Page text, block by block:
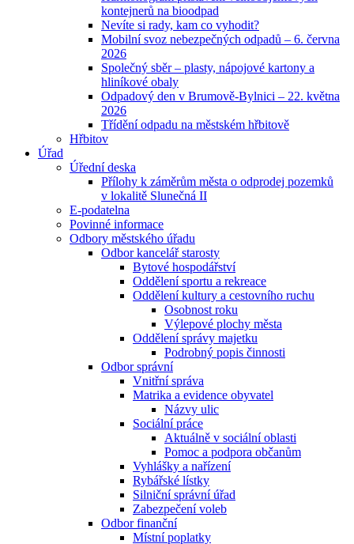
kontejnerů na bioodpad
Nevíte si rady, kam co vyhodit?
Mobilní svoz nebezpečných odpadů – 6. června
2026
Společný sběr – plasty, nápojové kartony a
hliníkové obaly
Odpadový den v Brumově-Bylnici – 22. května
2026
Třídění odpadu na městském hřbitově
Hřbitov
Úřad
Úřední deska
Přílohy k záměrům města o odprodej pozemků
v lokalitě Slunečná II
E-podatelna
Povinné informace
Odbory městského úřadu
Odbor kancelář starosty
Bytové hospodářství
Oddělení sportu a rekreace
Oddělení kultury a cestovního ruchu
Osobnost roku
Výlepové plochy města
Oddělení správy majetku
Podrobný popis činnosti
Odbor správní
Vnitřní správa
Matrika a evidence obyvatel
Názvy ulic
Sociální práce
Aktuálně v sociální oblasti
Pomoc a podpora občanům
Vyhlášky a nařízení
Rybářské lístky
Silniční správní úřad
Zabezpečení voleb
Odbor finanční
Místní poplatky